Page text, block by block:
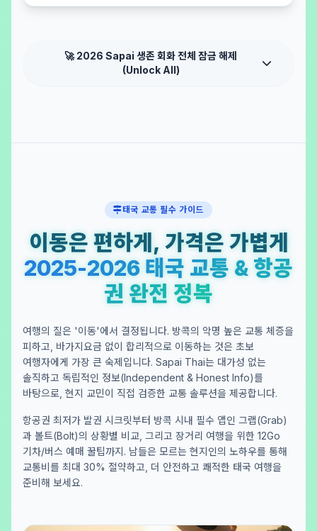
🚀 2026 Sapai 생존 회화 전체 잠금 해제
(Unlock All)
태국 교통 필수 가이드
이동은 편하게, 가격은 가볍게
2025-2026 태국 교통 & 항공
권 완전 정복
여행의 질은 '이동'에서 결정됩니다. 방콕의 악명 높은 교통 체증을
피하고, 바가지요금 없이 합리적으로 이동하는 것은 초보
여행자에게 가장 큰 숙제입니다. Sapai Thai는 대가성 없는
솔직하고 독립적인 정보(Independent & Honest Info)를
바탕으로, 현지 교민이 직접 검증한 교통 솔루션을 제공합니다.
항공권 최저가 발권 시크릿부터 방콕 시내 필수 앱인 그랩(Grab)
과 볼트(Bolt)의 상황별 비교, 그리고 장거리 여행을 위한 12Go
기차/버스 예매 꿀팁까지. 남들은 모르는 현지인의 노하우를 통해
교통비를 최대 30% 절약하고, 더 안전하고 쾌적한 태국 여행을
준비해 보세요.